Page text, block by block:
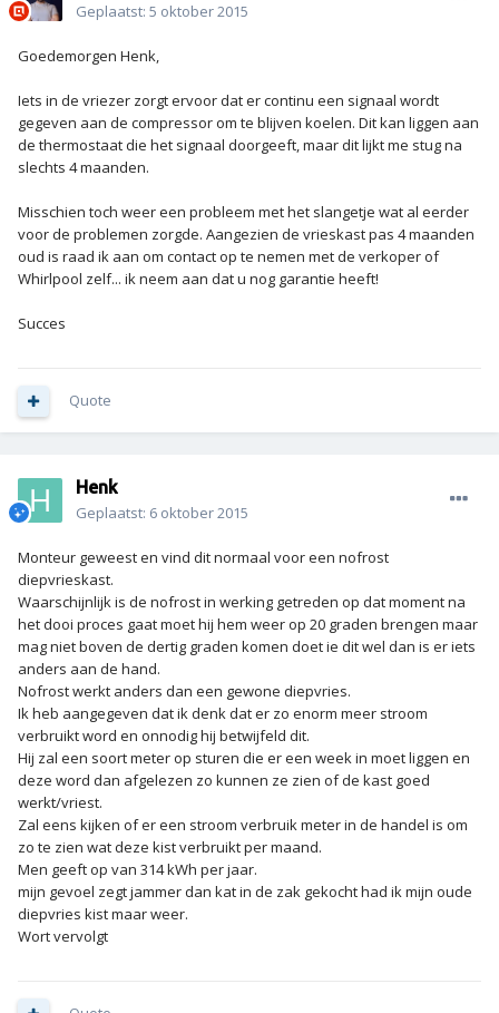
Geplaatst: 5 oktober 2015
Goedemorgen Henk,
Iets in de vriezer zorgt ervoor dat er continu een signaal wordt
gegeven aan de compressor om te blijven koelen. Dit kan liggen aan
de thermostaat die het signaal doorgeeft, maar dit lijkt me stug na
slechts 4 maanden.
Misschien toch weer een probleem met het slangetje wat al eerder
voor de problemen zorgde. Aangezien de vrieskast pas 4 maanden
oud is raad ik aan om contact op te nemen met de verkoper of
Whirlpool zelf... ik neem aan dat u nog garantie heeft!
Succes
Quote
Henk
Geplaatst: 6 oktober 2015
Monteur geweest en vind dit normaal voor een nofrost
diepvrieskast.
Waarschijnlijk is de nofrost in werking getreden op dat moment na
het dooi proces gaat moet hij hem weer op 20 graden brengen maar
mag niet boven de dertig graden komen doet ie dit wel dan is er iets
anders aan de hand.
Nofrost werkt anders dan een gewone diepvries.
Ik heb aangegeven dat ik denk dat er zo enorm meer stroom
verbruikt word en onnodig hij betwijfeld dit.
Hij zal een soort meter op sturen die er een week in moet liggen en
deze word dan afgelezen zo kunnen ze zien of de kast goed
werkt/vriest.
Zal eens kijken of er een stroom verbruik meter in de handel is om
zo te zien wat deze kist verbruikt per maand.
Men geeft op van 314 kWh per jaar.
mijn gevoel zegt jammer dan kat in de zak gekocht had ik mijn oude
diepvries kist maar weer.
Wort vervolgt